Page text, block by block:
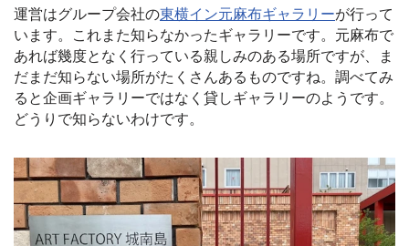
運営はグループ会社の東横イン元麻布ギャラリーが行って
います。これまた知らなかったギャラリーです。元麻布で
あれば幾度となく行っている親しみのある場所ですが、ま
だまだ知らない場所がたくさんあるものですね。調べてみ
ると企画ギャラリーではなく貸しギャラリーのようです。
どうりで知らないわけです。